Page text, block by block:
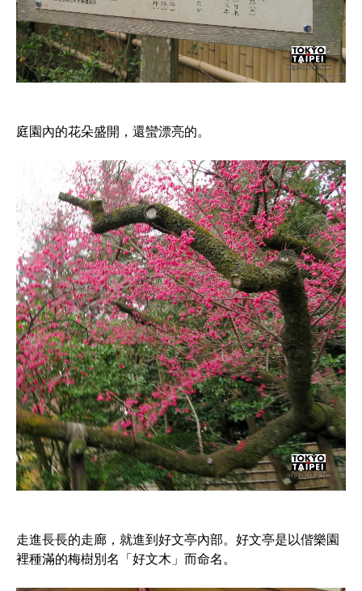
庭園內的花朵盛開，還蠻漂亮的。
走進長長的走廊，就進到好文亭內部。好文亭是以偕樂園
裡種滿的梅樹別名「好文木」而命名。